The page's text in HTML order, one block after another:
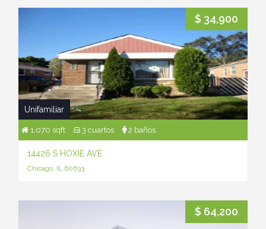
$ 34,900
Unifamiliar
1,070 sqft 3 cuartos 2 baños
14426 S HOXIE AVE
Chicago, IL 60633
$ 64,200